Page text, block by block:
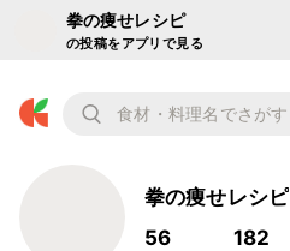
拳の痩せレシピ
の投稿をアプリで見る
拳の痩せレシピ
56
182